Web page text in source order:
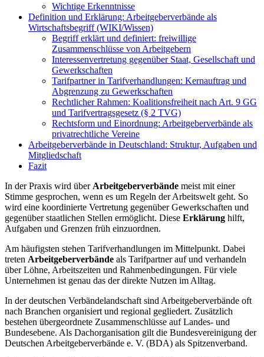
Wichtige Erkenntnisse
Definition und Erklärung: Arbeitgeberverbände als
Wirtschaftsbegriff (WIKI/Wissen)
Begriff erklärt und definiert: freiwillige
Zusammenschlüsse von Arbeitgebern
Interessenvertretung gegenüber Staat, Gesellschaft und
Gewerkschaften
Tarifpartner in Tarifverhandlungen: Kernauftrag und
Abgrenzung zu Gewerkschaften
Rechtlicher Rahmen: Koalitionsfreiheit nach Art. 9 GG
und Tarifvertragsgesetz (§ 2 TVG)
Rechtsform und Einordnung: Arbeitgeberverbände als
privatrechtliche Vereine
Arbeitgeberverbände in Deutschland: Struktur, Aufgaben und
Mitgliedschaft
Fazit
In der Praxis wird über Arbeitgeberverbände meist mit einer
Stimme gesprochen, wenn es um Regeln der Arbeitswelt geht. So
wird eine koordinierte Vertretung gegenüber Gewerkschaften und
gegenüber staatlichen Stellen ermöglicht. Diese Erklärung hilft,
Aufgaben und Grenzen früh einzuordnen.
Am häufigsten stehen Tarifverhandlungen im Mittelpunkt. Dabei
treten Arbeitgeberverbände als Tarifpartner auf und verhandeln
über Löhne, Arbeitszeiten und Rahmenbedingungen. Für viele
Unternehmen ist genau das der direkte Nutzen im Alltag.
In der deutschen Verbändelandschaft sind Arbeitgeberverbände oft
nach Branchen organisiert und regional gegliedert. Zusätzlich
bestehen übergeordnete Zusammenschlüsse auf Landes- und
Bundesebene. Als Dachorganisation gilt die Bundesvereinigung der
Deutschen Arbeitgeberverbände e. V. (BDA) als Spitzenverband.